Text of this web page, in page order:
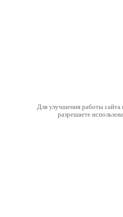
Для улучшения работы
разрешаете